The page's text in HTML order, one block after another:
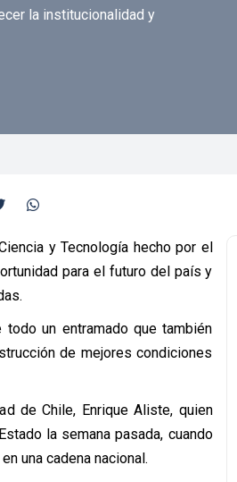
la institucionalidad y
y Tecnología hecho por el
para el futuro del país y
un entramado que también
de mejores condiciones
de Chile, Enrique Aliste, quien
la semana pasada, cuando
una cadena nacional.